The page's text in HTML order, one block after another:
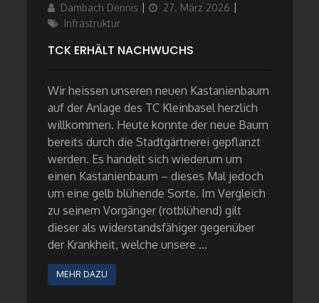
Author
Dambach Dennis
Updated
27. März 2026
Infrastruktur
TCK ERHÄLT NACHWUCHS
Wir heissen unseren neuen Kastanienbaum
auf der Anlage des TC Kleinbasel herzlich
willkommen. Heute konnte der neue Baum
bereits durch die Stadtgärtnerei gepflanzt
werden. Es handelt sich wiederum um
einen Kastanienbaum – dieses Mal jedoch
um eine gelb blühende Sorte. Im Vergleich
zu seinem Vorgänger (rotblühend) gilt
dieser als widerstandsfähiger gegenüber
der Krankheit, welche unsere …
MEHR DAZU